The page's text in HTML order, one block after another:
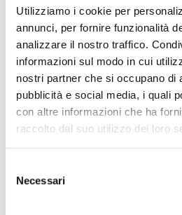
Utilizziamo i cookie per
annunci, per fornire funzionalità
analizzare il nostro traffico.
informazioni sul modo in cui
nostri partner che si occupano di
pubblicità e social media, i quali
con altre informazioni che ha
raccolto dal suo utilizzo dei loro
delNecessari
18/10/2015
Ferrari nuovo sponsor
Nuovo gradito arrivo nella famiglia
partnership con il Gruppo Ferrari
Canottieri con un’importante
Gruppi Sportivi e dei vivai della Cano.
comune visione strategica. Ferrari
gestione aziendale basata sugli
efficienza e lavoro di squadra.